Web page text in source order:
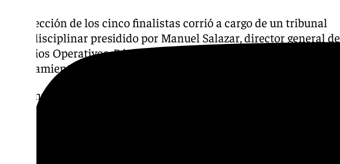
La selección de los cinco finalistas corrió a cargo de un tribunal
multidisciplinar presidido por Manuel Salazar, director general de
Servicios Operativos, Régimen Interior, Playas y Fiestas del
Ayuntamiento de Málaga.
Lo completaron la galerista Eugenia Benedito; el presidente de la
Federación Malagueña de Peñas, Manuel Curtido; el comunicador